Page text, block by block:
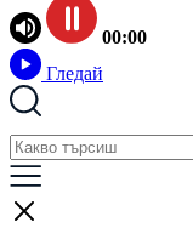
00:00
Гледай